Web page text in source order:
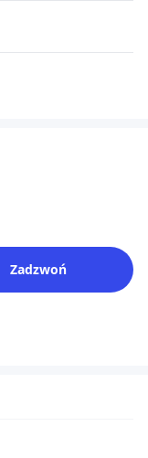
Zadzwoń